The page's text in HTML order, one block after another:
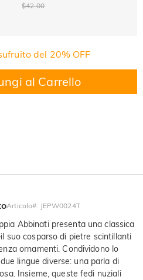
$42.00
del 20% OFF
al Carrello
Articolo#: JEPW0024T
Abbinati presenta una classica
suo cosparso di pietre scintillanti
ornamenti. Condividono lo
lingue diverse: una parla di
Insieme, queste fedi nuziali